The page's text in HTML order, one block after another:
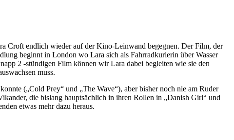
Croft endlich wieder auf der Kino-Leinwand begegnen. Der Film, der
beginnt in London wo Lara sich als Fahrradkurierin über Wasser
2 -stündigen Film können wir Lara dabei begleiten wie sie den
muss.
(„Cold Prey“ und „The Wave“), aber bisher noch nie am Ruder
die bislang hauptsächlich in ihren Rollen in „Danish Girl“ und
etwas mehr dazu heraus.